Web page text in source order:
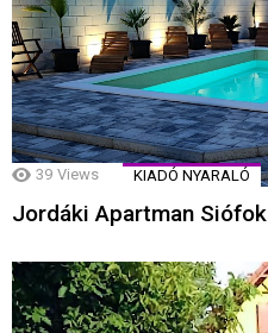
39 Views KIADÓ NYARALÓ
Jordáki Apartman Siófok